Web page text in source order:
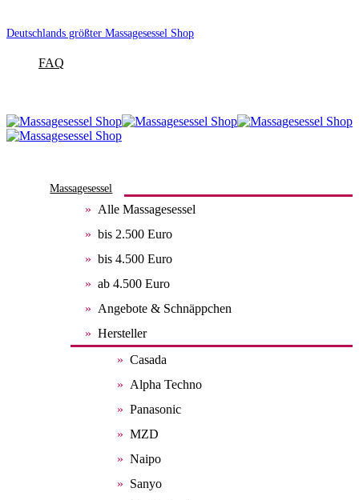
Deutschlands größter Massagesessel Shop
FAQ
Massagesessel
Alle Massagesessel
bis 2.500 Euro
bis 4.500 Euro
ab 4.500 Euro
Angebote & Schnäppchen
Hersteller
Casada
Alpha Techno
Panasonic
MZD
Naipo
Sanyo